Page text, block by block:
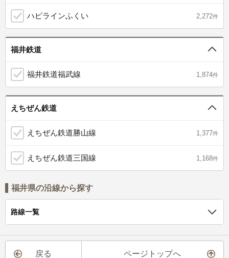
ハピラインふくい 2,272件
福井鉄道
福井鉄道福武線 1,874件
えちぜん鉄道
えちぜん鉄道勝山線 1,377件
えちぜん鉄道三国線 1,168件
福井県の沿線から探す
路線一覧
戻る ページトップへ